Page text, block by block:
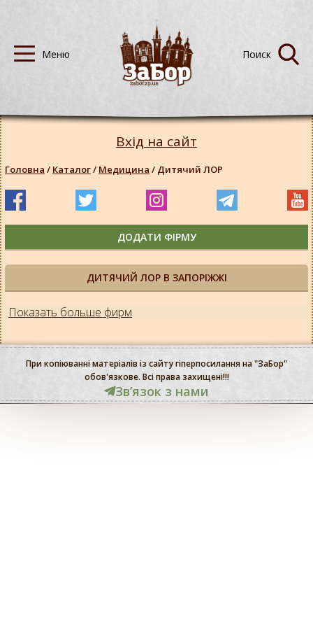
ДИТЯЧИЙ ЛОР В ЗАПОРІЖЖІ
Показать больше фирм
Вхід на сайт
Головна / Каталог/ Медицина / Дитячий ЛОР
ДОДАТИ ФІРМУ
При копіюванні матеріалів із сайту гіперпосилання на "ЗаБор"
обов'язкове. Всі права захищені!!!
Звʼязок з нами